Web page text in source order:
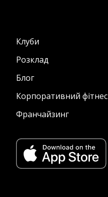
Клуби
Розклад
Блог
Корпоративний фітнес
Франчайзинг